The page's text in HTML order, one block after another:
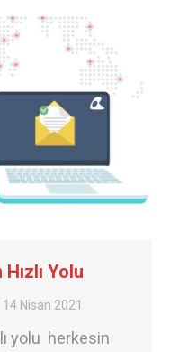
Yolu
14 Nisan 2021
yolu herkesin